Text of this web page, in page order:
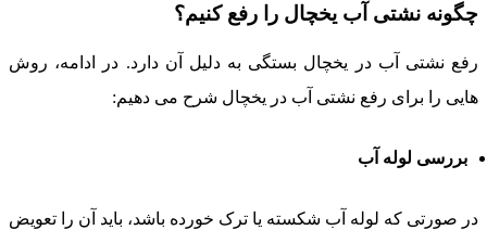
چگونه نشتی آب یخچال را رفع کنیم؟
رفع نشتی آب در یخچال بستگی به دلیل آن دارد. در ادامه، روش
هایی را برای رفع نشتی آب در یخچال شرح می دهیم:
بررسی لوله آب
در صورتی که لوله آب شکسته یا ترک خورده باشد، باید آن را تعویض